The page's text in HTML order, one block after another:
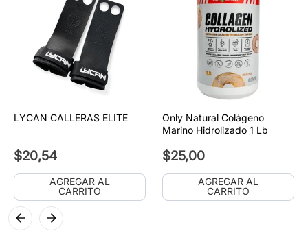
LYCAN CALLERAS ELITE
$20,54
AGREGAR AL
CARRITO
Only Natural Colágeno
Marino Hidrolizado 1 Lb
$25,00
AGREGAR AL
CARRITO